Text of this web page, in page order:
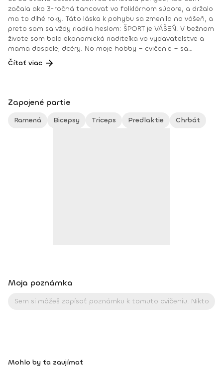
začala ako 3-ročná tancovať vo folklórnom súbore, a držalo
ma to dlhé roky. Táto láska k pohybu sa zmenila na vášeň, a
preto som sa vždy riadila heslom: ŠPORT je VÁŠEŇ. V bežnom
živote som bola ekonomická riaditeľka vo vydavateľstve a
mama dospelej dcéry. No moje hobby – cvičenie – sa
dostávalo do popredia už dlhé roky. Takmer dennodenne
som viedla skupinové tréningy a pre svojich klientov som
Fitleader – skupinový tréner nováčik 2018. No oveľa väčším
ocenením bola vždy pre mňa pozitívna spätná väzba od
klientov. • YOGA teacher RYT@200 • POWER YOGA inštruktor
Čítať viac
Zapojené partie
Ramená Bicepsy Triceps Predlaktie Chrbát
Moja poznámka
Mohlo by ťa zaujímať